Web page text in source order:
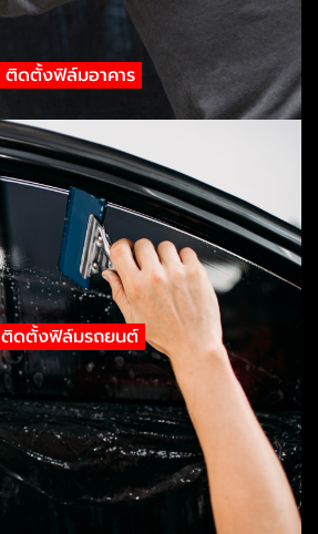
ติดตั้งฟิล์มอาคาร
ติดตั้งฟิล์มรถยนต์